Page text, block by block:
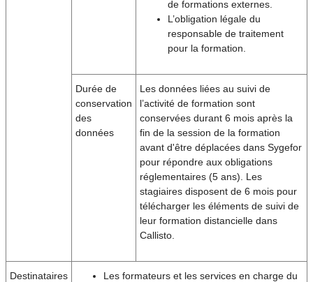
de formations externes.
L’obligation légale du
responsable de traitement
pour la formation.
Durée de
conservation
des
données
Les données liées au suivi de
l’activité de formation sont
conservées durant 6 mois après la
fin de la session de la formation
avant d'être déplacées dans Sygefor
pour répondre aux obligations
réglementaires (5 ans). Les
stagiaires disposent de 6 mois pour
télécharger les éléments de suivi de
leur formation distancielle dans
Callisto.
Destinataires
Les formateurs et les services en charge du